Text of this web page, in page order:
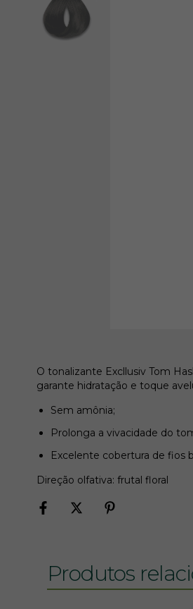
O tonalizante Excllusiv Tom
garante hidratação e toque
Sem amônia;
Prolonga a vivacidade do
Excelente cobertura de fios
Direção olfativa: frutal floral
Produtos